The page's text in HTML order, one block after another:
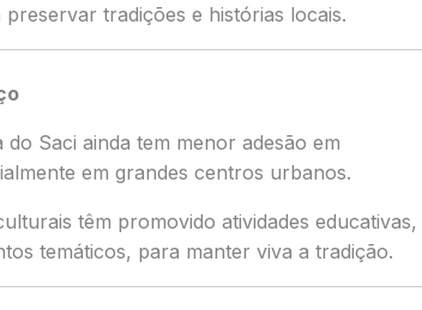
tradições e histórias locais.
Saci ainda tem menor adesão em
em grandes centros urbanos.
têm promovido atividades educativas,
temáticos, para manter viva a tradição.